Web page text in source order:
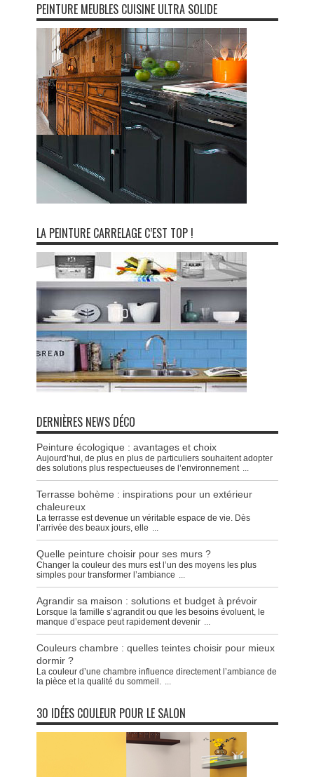
PEINTURE MEUBLES CUISINE ULTRA SOLIDE
LA PEINTURE CARRELAGE C’EST TOP !
DERNIÈRES NEWS DÉCO
Peinture écologique : avantages et choix
Aujourd’hui, de plus en plus de particuliers souhaitent adopter
des solutions plus respectueuses de l’environnement ...
Terrasse bohème : inspirations pour un extérieur
chaleureux
La terrasse est devenue un véritable espace de vie. Dès
l’arrivée des beaux jours, elle ...
Quelle peinture choisir pour ses murs ?
Changer la couleur des murs est l’un des moyens les plus
simples pour transformer l’ambiance ...
Agrandir sa maison : solutions et budget à prévoir
Lorsque la famille s’agrandit ou que les besoins évoluent, le
manque d’espace peut rapidement devenir ...
Couleurs chambre : quelles teintes choisir pour mieux
dormir ?
La couleur d’une chambre influence directement l’ambiance de
la pièce et la qualité du sommeil. ...
30 IDÉES COULEUR POUR LE SALON